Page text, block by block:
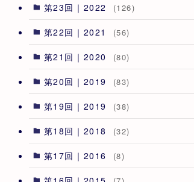
第23回｜2022 (126)
第22回｜2021 (56)
第21回｜2020 (80)
第20回｜2019 (83)
第19回｜2019 (38)
第18回｜2018 (32)
第17回｜2016 (8)